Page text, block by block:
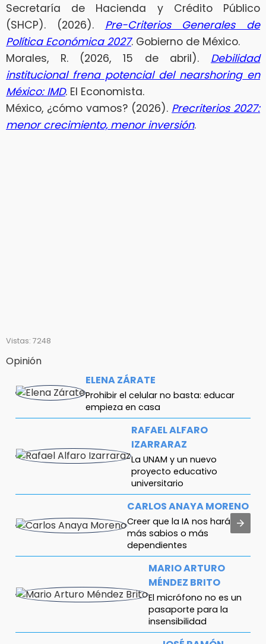
Secretaría de Hacienda y Crédito Público
(SHCP). (2026). Pre-Criterios Generales de
Política Económica 2027. Gobierno de México.
Morales, R. (2026, 15 de abril). Debilidad
institucional frena potencial del nearshoring en
México: IMD. El Economista.
México, ¿cómo vamos? (2026). Precriterios 2027:
menor crecimiento, menor inversión.
Vistas: 7248
Opinión
ELENA ZÁRATE
Prohibir el celular no basta: educar
empieza en casa
RAFAEL ALFARO
IZARRARAZ
La UNAM y un nuevo
proyecto educativo
universitario
CARLOS ANAYA MORENO
Creer que la IA nos hará
más sabios o más
dependientes
MARIO ARTURO
MÉNDEZ BRITO
El micrófono no es un
pasaporte para la
insensibilidad